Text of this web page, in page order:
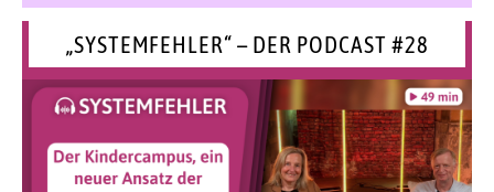
„SYSTEMFEHLER“ – DER PODCAST #28